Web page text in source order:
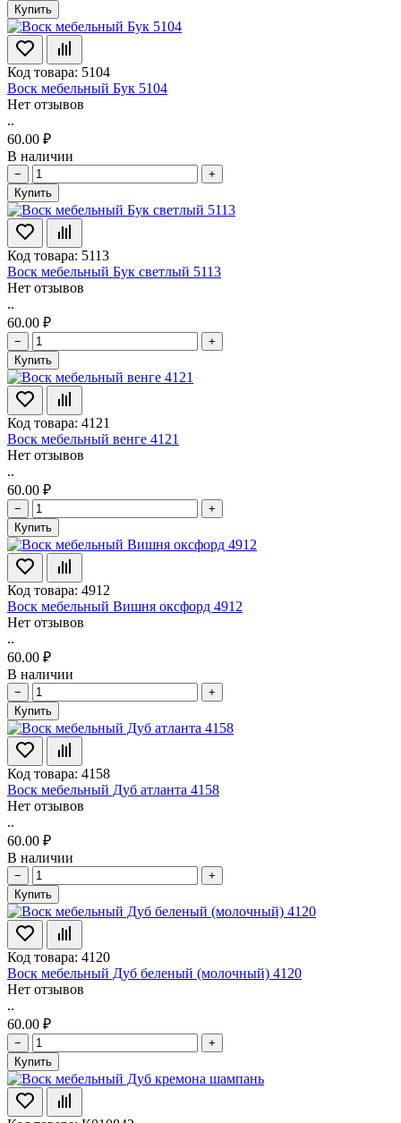
Купить
Код товара: 5104
Воск мебельный Бук 5104
Нет отзывов
..
60.00 ₽
В наличии
−
+
Купить
Код товара: 5113
Воск мебельный Бук светлый 5113
Нет отзывов
..
60.00 ₽
−
+
Купить
Код товара: 4121
Воск мебельный венге 4121
Нет отзывов
..
60.00 ₽
−
+
Купить
Код товара: 4912
Воск мебельный Вишня оксфорд 4912
Нет отзывов
..
60.00 ₽
В наличии
−
+
Купить
Код товара: 4158
Воск мебельный Дуб атланта 4158
Нет отзывов
..
60.00 ₽
В наличии
−
+
Купить
Код товара: 4120
Воск мебельный Дуб беленый (молочный) 4120
Нет отзывов
..
60.00 ₽
−
+
Купить